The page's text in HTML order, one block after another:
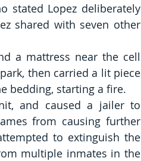
stated Lopez deliberately
shared with seven other
a mattress near the cell
then carried a lit piece
bedding, starting a fire.
and caused a jailer to
from causing further
to extinguish the
multiple inmates in the